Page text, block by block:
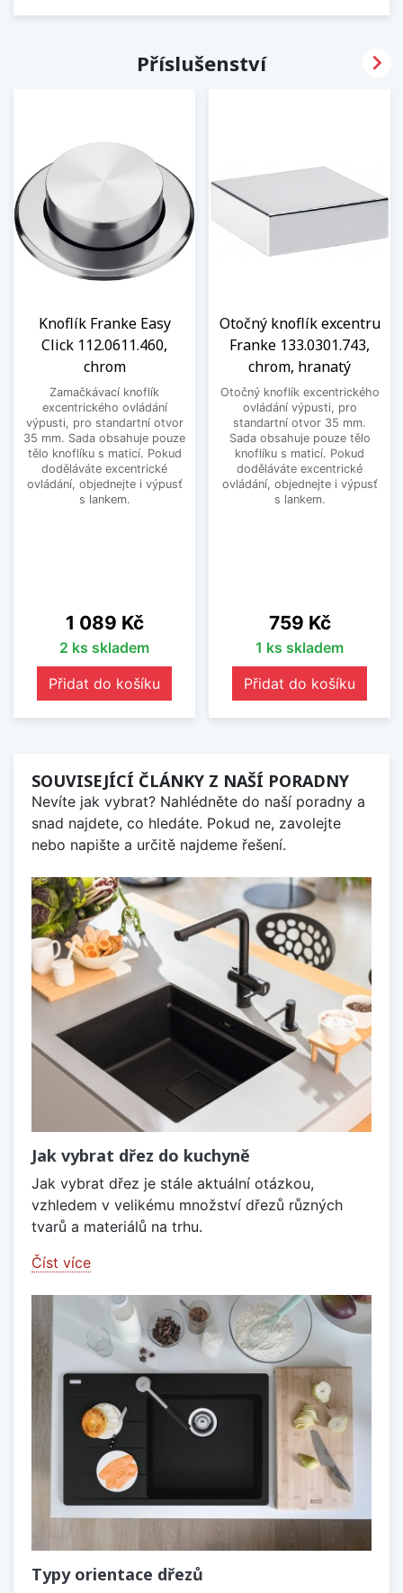
Příslušenství
Knoflík Franke Easy
Click 112.0611.460,
chrom
Zamačkávací knoflík
excentrického ovládání
výpusti, pro standartní otvor
35 mm. Sada obsahuje pouze
tělo knoflíku s maticí. Pokud
doděláváte excentrické
ovládání, objednejte i výpusť
s lankem.
Cena
1 089 Kč
2 ks skladem
Přidat do košíku
Otočný knoflík excentru
Franke 133.0301.743,
chrom, hranatý
Otočný knoflík excentrického
ovládání výpusti, pro
standartní otvor 35 mm.
Sada obsahuje pouze tělo
knoflíku s maticí. Pokud
doděláváte excentrické
ovládání, objednejte i výpusť
s lankem.
Cena
759 Kč
1 ks skladem
Přidat do košíku

SOUVISEJÍCÍ ČLÁNKY Z NAŠÍ PORADNY
Nevíte jak vybrat? Nahlédněte do naší poradny a
snad najdete, co hledáte. Pokud ne, zavolejte
nebo napište a určitě najdeme řešení.
Jak vybrat dřez do kuchyně
Jak vybrat dřez je stále aktuální otázkou,
vzhledem v velikému množství dřezů různých
tvarů a materiálů na trhu.
Číst více
Typy orientace dřezů